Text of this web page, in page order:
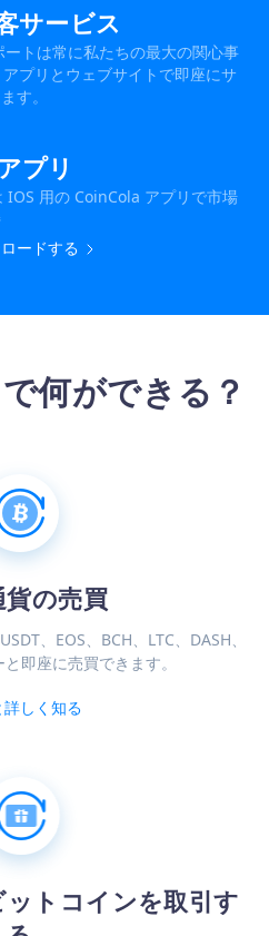
サービス
ートは常に私たちの最大の関心事
プリとウェブサイトで即座にサ
す。
プリ
用の CoinCola アプリで市場
ードする
何ができる？
貨の売買
、EOS、BCH、LTC、DASH、
即座に売買できます。
詳しく知る
トコインを取引す